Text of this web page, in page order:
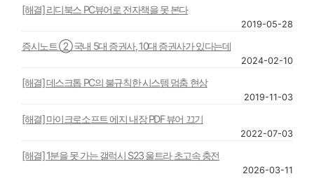
[해결] 리디북스 PC뷰어로 전자책을 못 본다
2019-05-28
증시노트 ② 국내 5대 증권사, 10대 증권사가 있다는데
2024-02-10
[해결] 데스크톱 PC의 불규칙한 시스템 멈춤 현상
2019-11-03
[해결] 마이크로소프트 에지 내장 PDF 뷰어 끄기
2022-07-03
[해결] 1분을 못 가는 갤럭시 S23 울트라 초고속 충전
2026-03-11